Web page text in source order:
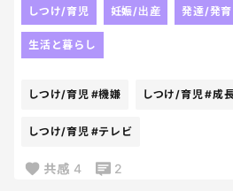
お約束が守れなかった次の日
やりすぎなのかなあ、と思いつ
お約束 がどういうものなのか
だんだん守れるようになって
少しずつ成長を感じる。
しつけ/育児 妊娠/出産 発達/発育
生活と暮らし
しつけ/育児 #機嫌 しつけ/育児#成
しつけ/育児 #テレビ
共感 4 2